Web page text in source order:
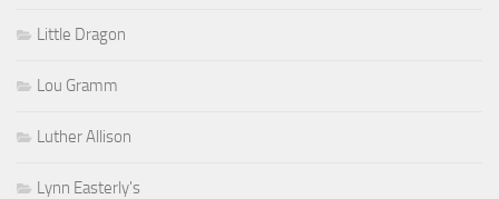
Little Dragon
Lou Gramm
Luther Allison
Lynn Easterly's